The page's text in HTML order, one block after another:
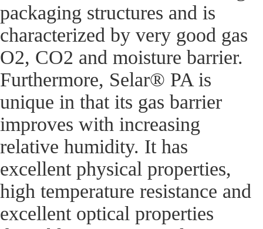
packaging structures and is
characterized by very good gas
O2, CO2 and moisture barrier.
Furthermore, Selar® PA is
unique in that its gas barrier
improves with increasing
relative humidity. It has
excellent physical properties,
high temperature resistance and
excellent optical properties